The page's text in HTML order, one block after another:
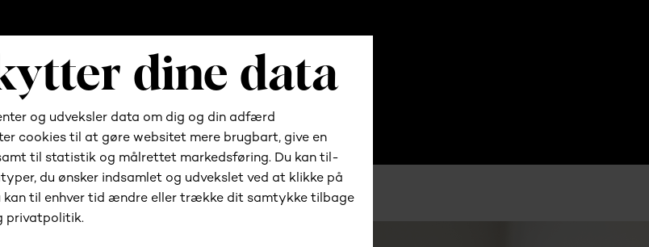
Se alle artikler